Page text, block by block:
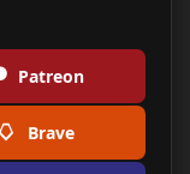
Patreon
Brave